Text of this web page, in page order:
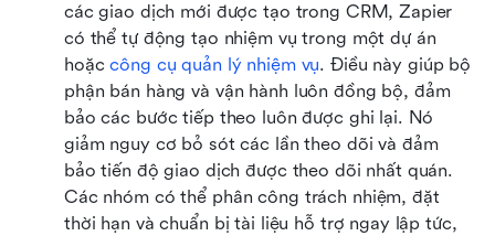
các giao dịch mới được tạo trong CRM, Zapier
có thể tự động tạo nhiệm vụ trong một dự án
hoặc công cụ quản lý nhiệm vụ. Điều này giúp bộ
phận bán hàng và vận hành luôn đồng bộ, đảm
bảo các bước tiếp theo luôn được ghi lại. Nó
giảm nguy cơ bỏ sót các lần theo dõi và đảm
bảo tiến độ giao dịch được theo dõi nhất quán.
Các nhóm có thể phân công trách nhiệm, đặt
thời hạn và chuẩn bị tài liệu hỗ trợ ngay lập tức,